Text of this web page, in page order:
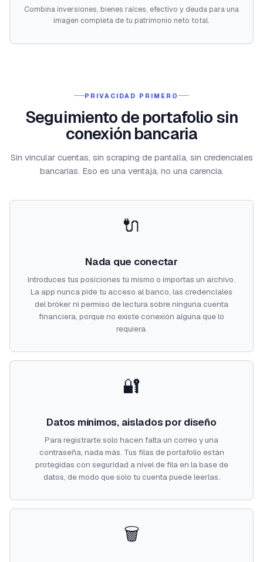
Combina inversiones, bienes raíces, efectivo y deuda para una
imagen completa de tu patrimonio neto total.
PRIVACIDAD PRIMERO
Seguimiento de portafolio sin
conexión bancaria
Sin vincular cuentas, sin scraping de pantalla, sin credenciales
bancarias. Eso es una ventaja, no una carencia.
🔌
Nada que conectar
Introduces tus posiciones tú mismo o importas un archivo.
La app nunca pide tu acceso al banco, las credenciales
del bróker ni permiso de lectura sobre ninguna cuenta
financiera, porque no existe conexión alguna que lo
requiera.
🔐
Datos mínimos, aislados por diseño
Para registrarte solo hacen falta un correo y una
contraseña, nada más. Tus filas de portafolio están
protegidas con seguridad a nivel de fila en la base de
datos, de modo que solo tu cuenta puede leerlas.
🗑️